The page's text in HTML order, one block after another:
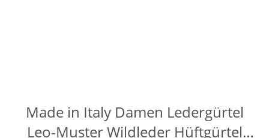
Made in Italy Damen Ledergürtel
Leo-Muster Wildleder Hüftgürtel